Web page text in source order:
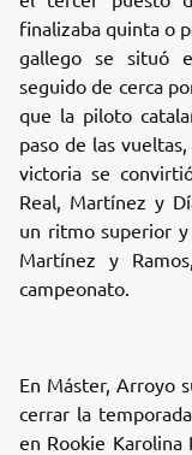
finalizaba quinta o
gallego se situó
seguido de cerca
que la piloto
paso de las
victoria se
Real, Martínez y
un ritmo superior
Martínez y
campeonato.
En Máster, Arroyo
cerrar la
en Rookie Karolina